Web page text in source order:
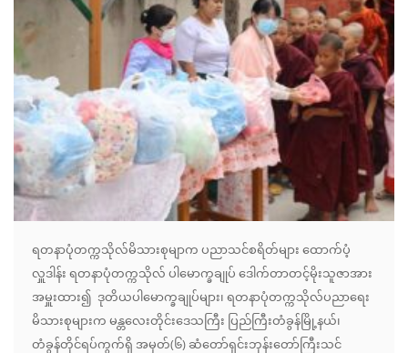
ရတနာပုံတက္ကသိုလ်မိသားစုမျာက ပညာသင်စရိတ်များ ထောက်ပံ့
လှူဒါန်း ရတနာပုံတက္ကသိုလ် ပါမောက္ခချုပ် ဒေါက်တာတင့်မိုးသူဇာအား
အမှူးထား၍ ဒုတိယပါမောက္ခချုပ်များ၊ ရတနာပုံတက္ကသိုလ်ပညာရေး
မိသားစုများက မန္တလေးတိုင်းဒေသကြီး ပြည်ကြီးတံခွန်မြို့နယ်၊
တံခွန်တိုင်ရပ်ကွက်ရှိ အမှတ်(၆) ဆံတော်ရှင်းဘုန်းတော်ကြီးသင်